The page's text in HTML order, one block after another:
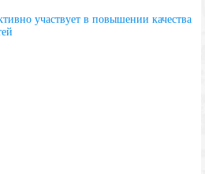
участвует в повышении качества